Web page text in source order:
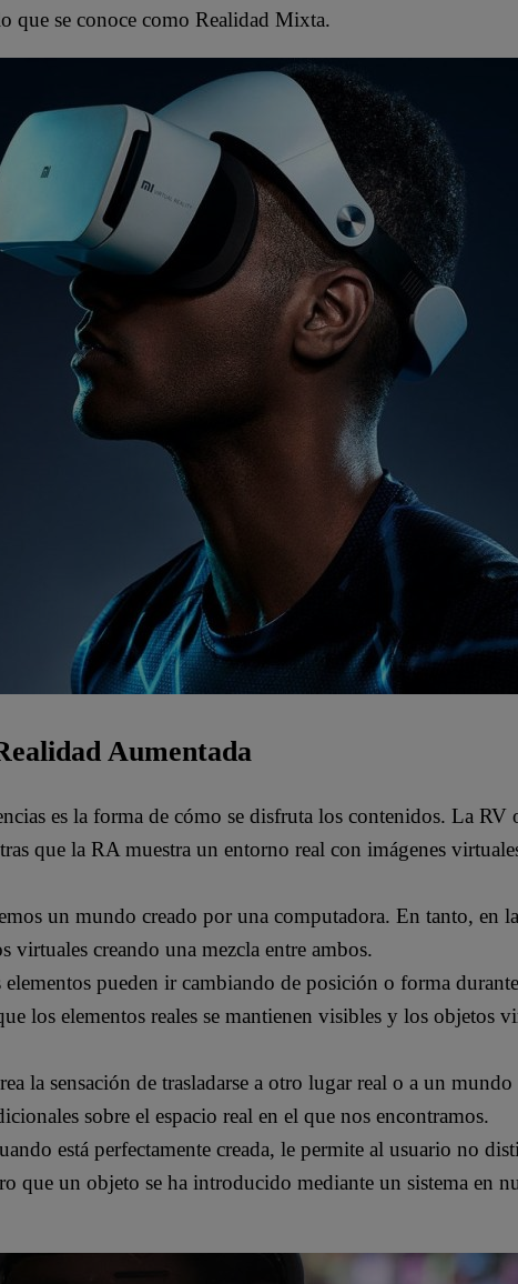
que se conoce como Realidad Mixta.
Aumentada
es la forma de cómo se disfruta los contenidos. La
que la RA muestra un entorno real con imágenes
un mundo creado por una computadora. En tanto, en
creando una mezcla entre ambos.
pueden ir cambiando de posición o forma
los elementos reales se mantienen visibles y los objetos
la sensación de trasladarse a otro lugar real o a un
sobre el espacio real en el que nos encontramos.
está perfectamente creada, le permite al usuario no
que un objeto se ha introducido mediante un sistema en